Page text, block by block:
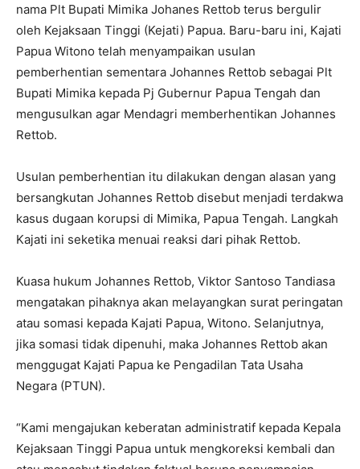
nama Plt Bupati Mimika Johanes Rettob terus bergulir
oleh Kejaksaan Tinggi (Kejati) Papua. Baru-baru ini, Kajati
Papua Witono telah menyampaikan usulan
pemberhentian sementara Johannes Rettob sebagai Plt
Bupati Mimika kepada Pj Gubernur Papua Tengah dan
mengusulkan agar Mendagri memberhentikan Johannes
Rettob.
Usulan pemberhentian itu dilakukan dengan alasan yang
bersangkutan Johannes Rettob disebut menjadi terdakwa
kasus dugaan korupsi di Mimika, Papua Tengah. Langkah
Kajati ini seketika menuai reaksi dari pihak Rettob.
Kuasa hukum Johannes Rettob, Viktor Santoso Tandiasa
mengatakan pihaknya akan melayangkan surat peringatan
atau somasi kepada Kajati Papua, Witono. Selanjutnya,
jika somasi tidak dipenuhi, maka Johannes Rettob akan
menggugat Kajati Papua ke Pengadilan Tata Usaha
Negara (PTUN).
“Kami mengajukan keberatan administratif kepada Kepala
Kejaksaan Tinggi Papua untuk mengkoreksi kembali dan